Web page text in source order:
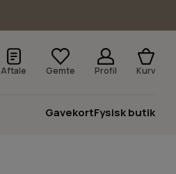
Aftale Gemte Profil Kurv
GavekortFysisk butik